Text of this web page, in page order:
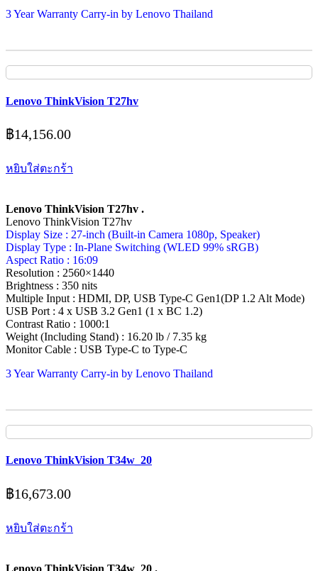
3 Year Warranty Carry-in by Lenovo Thailand
Lenovo ThinkVision T27hv
฿14,156.00
หยิบใส่ตะกร้า
Lenovo ThinkVision T27hv .
Lenovo ThinkVision T27hv
Display Size : 27-inch (Built-in Camera 1080p, Speaker)
Display Type : In-Plane Switching (WLED 99% sRGB)
Aspect Ratio : 16:09
Resolution : 2560×1440
Brightness : 350 nits
Multiple Input : HDMI, DP, USB Type-C Gen1(DP 1.2 Alt Mode)
USB Port : 4 x USB 3.2 Gen1 (1 x BC 1.2)
Contrast Ratio : 1000:1
Weight (Including Stand) : 16.20 lb / 7.35 kg
Monitor Cable : USB Type-C to Type-C
3 Year Warranty Carry-in by Lenovo Thailand
Lenovo ThinkVision T34w_20
฿16,673.00
หยิบใส่ตะกร้า
Lenovo ThinkVision T34w_20 .